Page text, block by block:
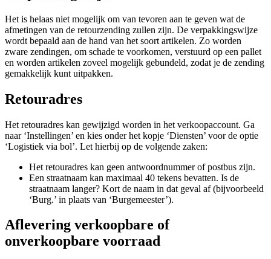
Het is helaas niet mogelijk om van tevoren aan te geven wat de
afmetingen van de retourzending zullen zijn. De verpakkingswijze
wordt bepaald aan de hand van het soort artikelen. Zo worden
zware zendingen, om schade te voorkomen, verstuurd op een pallet
en worden artikelen zoveel mogelijk gebundeld, zodat je de zending
gemakkelijk kunt uitpakken.
Retouradres
Het retouradres kan gewijzigd worden in het verkoopaccount. Ga
naar ‘Instellingen’ en kies onder het kopje ‘Diensten’ voor de optie
‘Logistiek via bol’. Let hierbij op de volgende zaken:
Het retouradres kan geen antwoordnummer of postbus zijn.
Een straatnaam kan maximaal 40 tekens bevatten. Is de
straatnaam langer? Kort de naam in dat geval af (bijvoorbeeld
‘Burg.’ in plaats van ‘Burgemeester’).
Aflevering verkoopbare of
onverkoopbare voorraad